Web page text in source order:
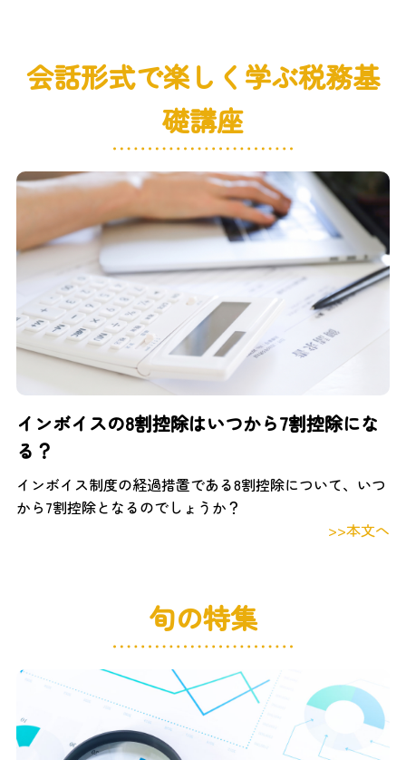
会話形式で楽しく学ぶ税務基
礎講座
インボイスの8割控除はいつから7割控除にな
る？
インボイス制度の経過措置である8割控除について、いつ
から7割控除となるのでしょうか？
>>本文へ
旬の特集